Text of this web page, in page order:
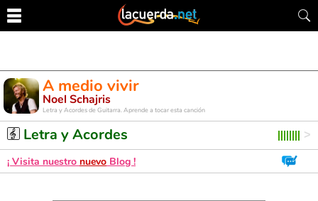
A medio vivir
Noel Schajris
Letra y Acordes de Guitarra. Aprende a tocar esta canción
Letra y Acordes
¡ Visita nuestro nuevo Blog !